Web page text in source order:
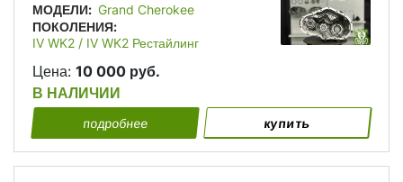
МОДЕЛИ: Grand Cherokee
ПОКОЛЕНИЯ:
IV WK2 / IV WK2 Рестайлинг
Цена: 10 000 руб.
В НАЛИЧИИ
подробнее купить